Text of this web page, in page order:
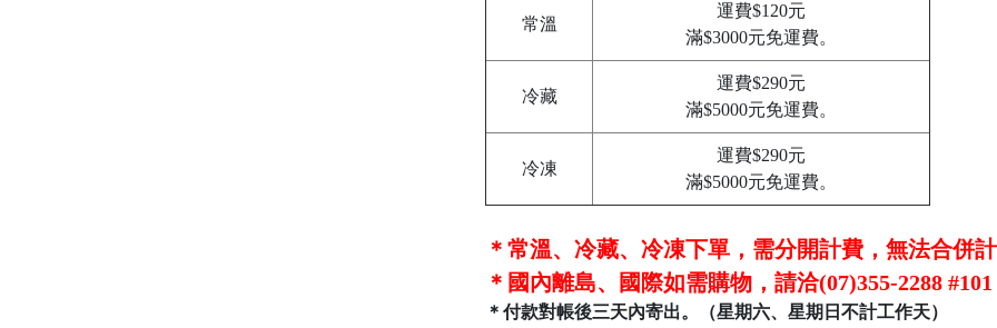
常溫
運費$120元
滿$3000元免運費。
冷藏
運費$290元
滿$5000元免運費。
冷凍
運費$290元
滿$5000元免運費。
＊常溫、冷藏、冷凍下單，需分開計費，無法合併
＊國內離島、國際如需購物，請洽(07)355-2288
＊付款對帳後三天內寄出。（星期六、星期日不計工作天）